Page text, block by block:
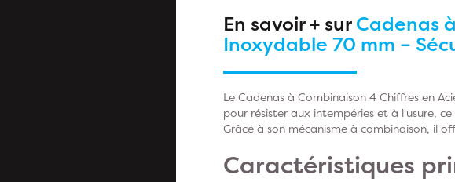
En savoir + surCadenas
Inoxydable 70 mm –
Le Cadenas à Combinaison 4 Chiffres en
pour résister aux intempéries et à l'usure,
Grâce à son mécanisme à combinaison, il
Caractéristiques